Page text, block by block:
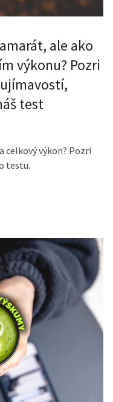
ale ako
výkonu? Pozri
test
celkový výkon? Pozri
testu.